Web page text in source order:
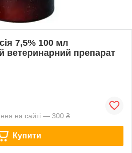
7,5% 100 мл
ветеринарний препарат
на сайті — 300 ₴
Купити